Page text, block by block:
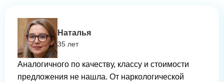
Наталья
35 лет
Аналогичного по качеству, классу и стоимости
предложения не нашла. От наркологической